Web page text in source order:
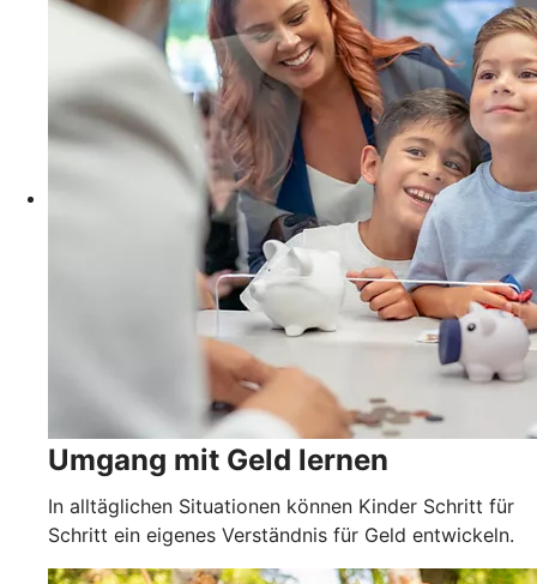
Umgang mit Geld lernen
In alltäglichen Situationen können Kinder Schritt für
Schritt ein eigenes Verständnis für Geld entwickeln.